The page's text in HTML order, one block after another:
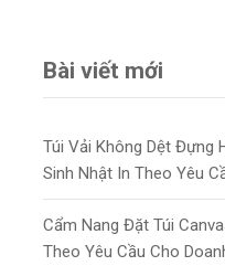
Bài viết mới
Túi Vải Không Dệt Đựng
Sinh Nhật In Theo Yêu
Cẩm Nang Đặt Túi
Theo Yêu Cầu Cho